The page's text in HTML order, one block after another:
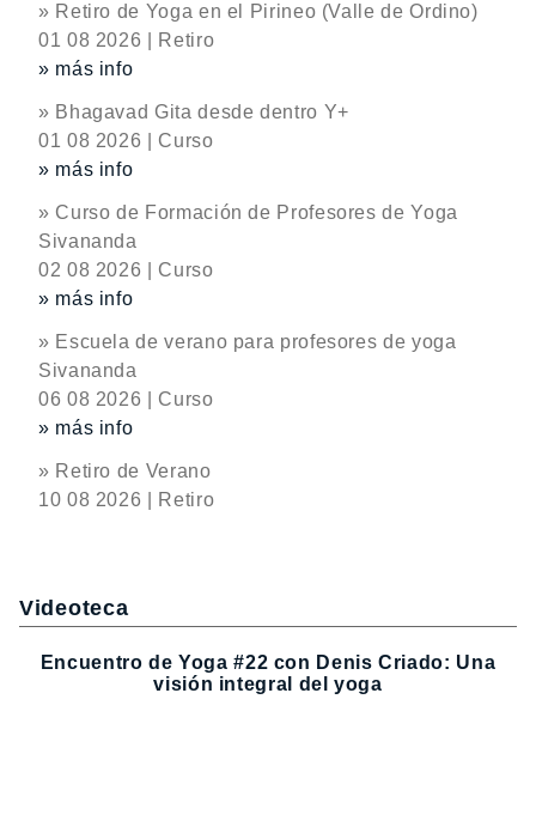
» Retiro de Yoga en el Pirineo (Valle de Ordino)
01 08 2026 | Retiro
» más info
» Bhagavad Gita desde dentro Y+
01 08 2026 | Curso
» más info
» Curso de Formación de Profesores de Yoga
Sivananda
02 08 2026 | Curso
» más info
» Escuela de verano para profesores de yoga
Sivananda
06 08 2026 | Curso
» más info
» Retiro de Verano
10 08 2026 | Retiro
Videoteca
Encuentro de Yoga #22 con Denis Criado: Una
visión integral del yoga